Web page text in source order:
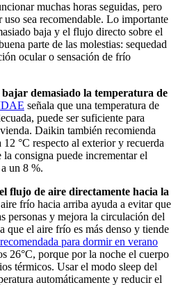
muchas horas seguidas, pero
sea recomendable. Lo importante
baja y el flujo directo sobre el
parte de las molestias: sequedad
ocular o sensación de frío
demasiado la temperatura de
señala que una temperatura de
puede ser suficiente para
Daikin también recomienda
°C respecto al exterior y recuerda
la consigna puede incrementar el
un 8 %.
flujo de aire directamente hacia la
frío hacia arriba ayuda a evitar que
personas y mejora la circulación del
que el aire frío es más denso y tiende
para dormir en verano
26°C, porque por la noche el cuerpo
térmicos. Usar el modo sleep del
automáticamente y reducir el